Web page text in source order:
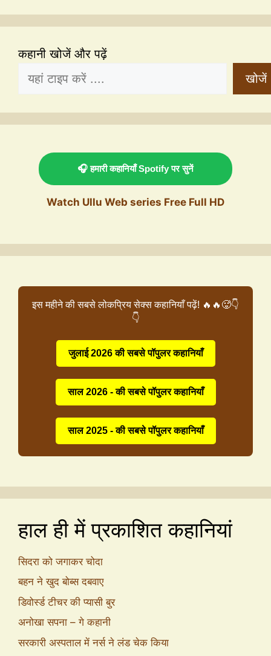
कहानी खोजें और पढ़ें
खोजें
🎧 हमारी कहानियाँ Spotify पर सुनें
Watch Ullu Web series Free Full HD
इस महीने की सबसे लोकप्रिय सेक्स कहानियाँ पढ़ें! 🔥🔥🥵👇
👇
जुलाई 2026 की सबसे पॉपुलर कहानियाँ
साल 2026 - की सबसे पॉपुलर कहानियाँ
साल 2025 - की सबसे पॉपुलर कहानियाँ
हाल ही में प्रकाशित कहानियां
सिदरा को जगाकर चोदा
बहन ने खुद बोब्स दबवाए
डिवोर्स्ड टीचर की प्यासी बुर
अनोखा सपना – गे कहानी
सरकारी अस्पताल में नर्स ने लंड चेक किया